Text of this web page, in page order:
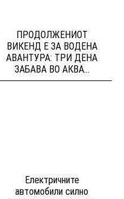
ПРОДОЛЖЕНИОТ
ВИКЕНД Е ЗА ВОДЕНА
АВАНТУРА: ТРИ ДЕНА
ЗАБАВА ВО АКВА...
Електричните
автомобили силно